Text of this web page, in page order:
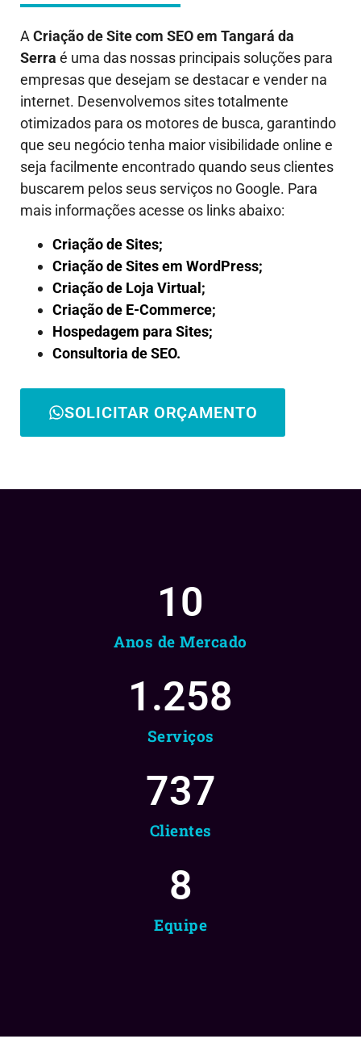
ACriação de Site com SEO em Tangará da
Serra é uma das nossas principais soluções para
empresas que desejam se destacar e vender na
internet. Desenvolvemos sites totalmente
otimizados para os motores de busca, garantindo
que seu negócio tenha maior visibilidade online e
seja facilmente encontrado quando seus clientes
buscarem pelos seus serviços no Google. Para
mais informações acesse os links abaixo:
Criação de Sites;
Criação de Sites em WordPress;
Criação de Loja Virtual;
Criação de E-Commerce;
Hospedagem para Sites;
Consultoria de SEO.
SOLICITAR ORÇAMENTO
Anos de Mercado
10
Serviços
1.258
Clientes
737
Equipe
8